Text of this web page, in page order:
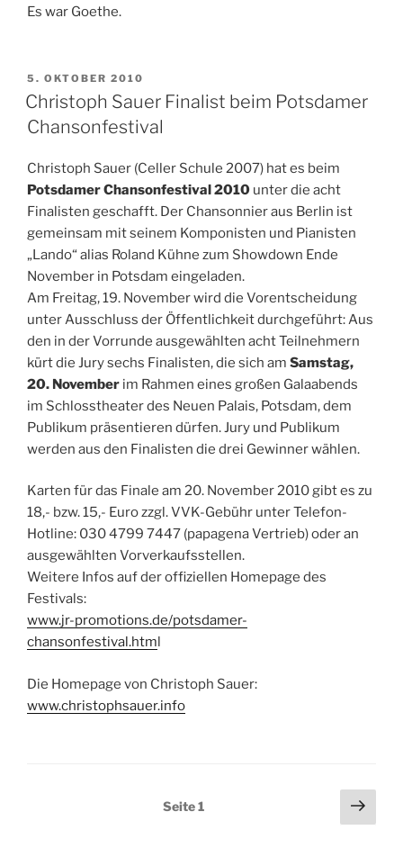
Es war Goethe.
VERÖFFENTLICHT
AM
5. OKTOBER 2010
Christoph Sauer Finalist beim Potsdamer
Chansonfestival
Christoph Sauer (Celler Schule 2007) hat es beim
Potsdamer Chansonfestival 2010 unter die acht
Finalisten geschafft. Der Chansonnier aus Berlin ist
gemeinsam mit seinem Komponisten und Pianisten
„Lando“ alias Roland Kühne zum Showdown Ende
November in Potsdam eingeladen.
Am Freitag, 19. November wird die Vorentscheidung
unter Ausschluss der Öffentlichkeit durchgeführt: Aus
den in der Vorrunde ausgewählten acht Teilnehmern
kürt die Jury sechs Finalisten, die sich am Samstag,
20. November im Rahmen eines großen Galaabends
im Schlosstheater des Neuen Palais, Potsdam, dem
Publikum präsentieren dürfen. Jury und Publikum
werden aus den Finalisten die drei Gewinner wählen.
Karten für das Finale am 20. November 2010 gibt es zu
18,- bzw. 15,- Euro zzgl. VVK-Gebühr unter Telefon-
Hotline: 030 4799 7447 (papagena Vertrieb) oder an
ausgewählten Vorverkaufsstellen.
Weitere Infos auf der offiziellen Homepage des
Festivals:
www.jr-promotions.de/potsdamer-
chansonfestival.html
Die Homepage von Christoph Sauer:
www.christophsauer.info
Beitragsnavigation
Seite1